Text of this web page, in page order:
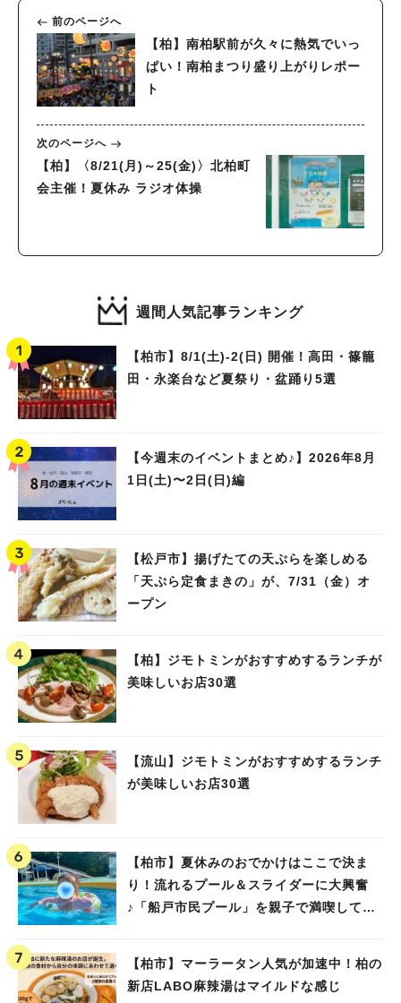
前のページへ
【柏】南柏駅前が久々に熱気でいっ
ぱい！南柏まつり盛り上がりレポー
ト
次のページへ
【柏】〈8/21(月)～25(金)〉北柏町
会主催！夏休み ラジオ体操
週間人気記事ランキング
【柏市】8/1(土)‐2(日) 開催！高田・篠籠
田・永楽台など夏祭り・盆踊り5選
【今週末のイベントまとめ♪】2026年8月
1日(土)〜2日(日)編
【松戸市】揚げたての天ぷらを楽しめる
「天ぷら定食まきの」が、7/31（金）オ
ープン
【柏】ジモトミンがおすすめするランチが
美味しいお店30選
【流山】ジモトミンがおすすめするランチ
が美味しいお店30選
【柏市】夏休みのおでかけはここで決ま
り！流れるプール＆スライダーに大興奮
♪「船戸市民プール」を親子で満喫してき
【柏市】マーラータン人気が加速中！柏の
新店LABO麻辣湯はマイルドな感じ